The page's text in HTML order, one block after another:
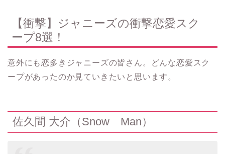
【衝撃】ジャニーズの衝撃恋愛スク
ープ8選！
意外にも恋多きジャニーズの皆さん。どんな恋愛スク
ープがあったのか見ていきたいと思います。
佐久間 大介（Snow Man）